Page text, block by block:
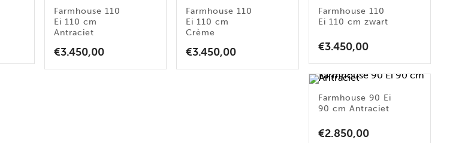
Farmhouse 110
Ei 110 cm
Antraciet
€3.450,00
Farmhouse 110
Ei 110 cm
Crème
€3.450,00
Farmhouse 110
Ei 110 cm zwart
€3.450,00
Farmhouse 90 Ei
90 cm Antraciet
€2.850,00